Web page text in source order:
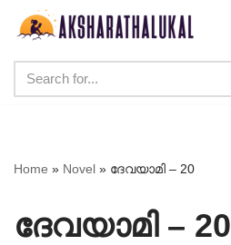
content
Home » Novel » ദേവയാമി – 20
ദേവയാമി – 20